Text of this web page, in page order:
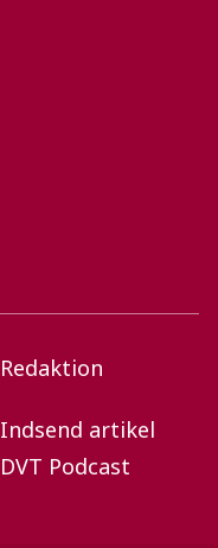
Redaktion
Indsend artikel
DVT Podcast